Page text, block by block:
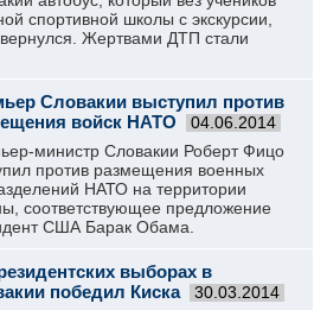
спортивной школы с экскурсии,
Жертвами ДТП стали
Словакии выступил против
войск НАТО
04.06.2014
министр Словакии Роберт Фицо
против размещения военных
НАТО на территории
соответствующее предложение
США Барак Обама.
выборах в
победил Киска
30.03.2014